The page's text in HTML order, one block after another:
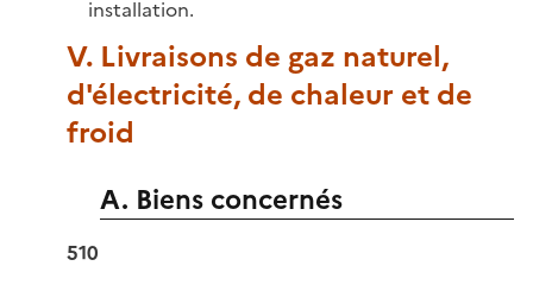
installation.
V. Livraisons de gaz naturel,
d'électricité, de chaleur et de
froid
A. Biens concernés
510